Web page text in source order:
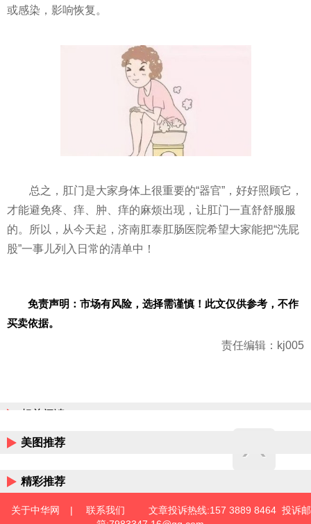
或感染，影响恢复。
总之，肛门是大家身体上很重要的“器官”，好好照顾它，
才能避免疼、痒、肿、痒的麻烦出现，让肛门一直舒舒服服
的。所以，从今天起，济南肛泰肛肠医院希望大家能把“洗屁
股”一事儿列入日常的清单中！
免责声明：市场有风险，选择需谨慎！此文仅供参考，不作
买卖依据。
责任编辑：kj005
相关阅读
美图推荐
精彩推荐
关于中华网 | 联系我们
文章投诉热线:157 3889 8464 投诉邮